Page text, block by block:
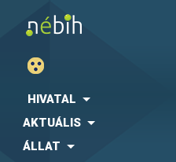
HIVATAL
AKTUÁLIS
ÁLLAT